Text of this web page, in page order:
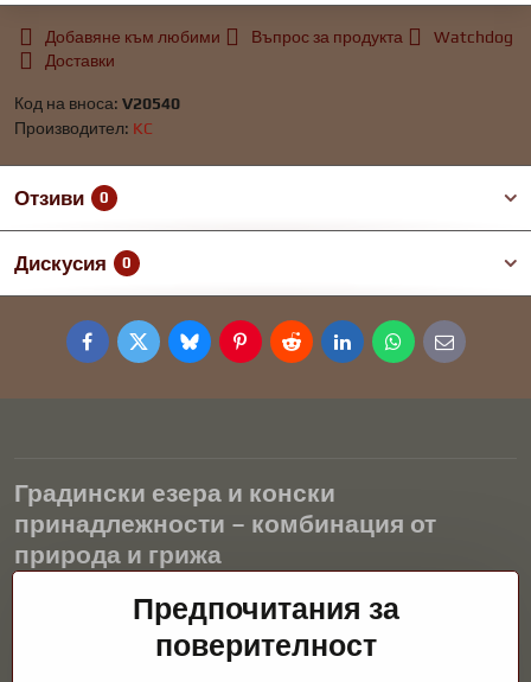
Добавяне към любими Въпрос за продукта
Watchdog
Доставки
Код на вноса: V20540
Производител: KC
Отзиви 0
Дискусия 0
FacebookTwitterBlueskyPinterestRedditLinkedInWhatsApp
E-
mail
Градински езера и конски
принадлежности – комбинация от
природа и грижа
Градинските езера са красиво допълнение към всеки екстериор
и създават хармонична среда за релаксация и живот на водните
животни. Правилната технология, филтрацията и редовната
Предпочитания за
поверителност